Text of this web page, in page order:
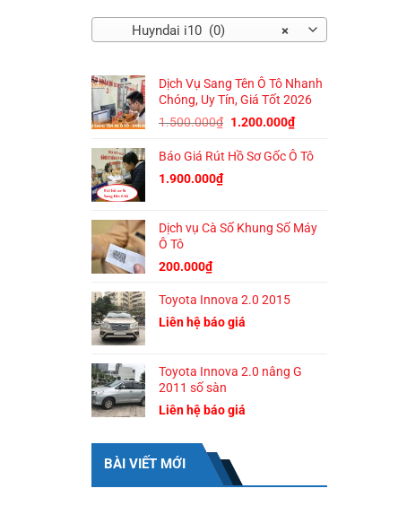
×
Huyndai i10 (0)
SẢN PHẨM
Dịch Vụ Sang Tên Ô Tô Nhanh
Chóng, Uy Tín, Giá Tốt 2026
1.500.000₫ Giá
là:
1.200.000₫Giá
tại
Báo Giá Rút Hồ Sơ Gốc Ô Tô
1.900.000₫
Dịch vụ Cà Số Khung Số Máy
Ô Tô
200.000₫
Toyota Innova 2.0 2015
Liên hệ báo giá
Toyota Innova 2.0 nâng G
2011 số sàn
Liên hệ báo giá
BÀI VIẾT MỚI